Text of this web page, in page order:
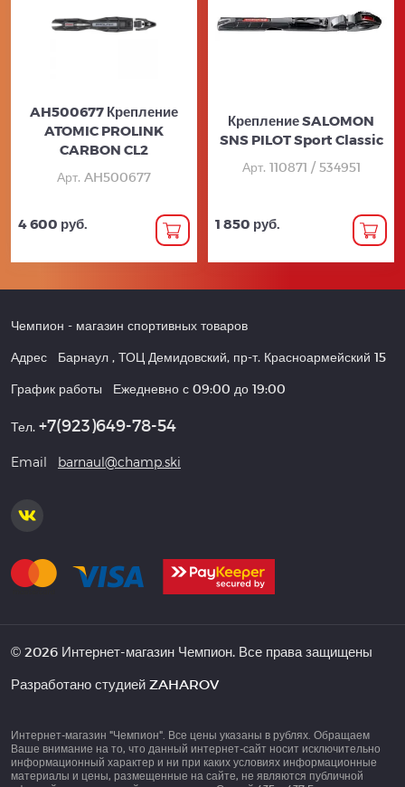
AH500677 Крепление
ATOMIC PROLINK
CARBON CL2
Арт. AH500677
4 600 руб.
Крепление SALOMON
SNS PILOT Sport Classic
Арт. 110871 / 534951
1 850 руб.
Чемпион - магазин спортивных товаров
Адрес Барнаул , ТОЦ Демидовский, пр-т. Красноармейский 15
График работы Ежедневно с 09:00 до 19:00
Тел. +7(923)649-78-54
Email barnaul@champ.ski
© 2026 Интернет-магазин Чемпион. Все права защищены
Разработано студией ZAHAROV
Интернет-магазин "Чемпион". Все цены указаны в рублях. Обращаем
Ваше внимание на то, что данный интернет-сайт носит исключительно
информационный характер и ни при каких условиях информационные
материалы и цены, размещенные на сайте, не являются публичной